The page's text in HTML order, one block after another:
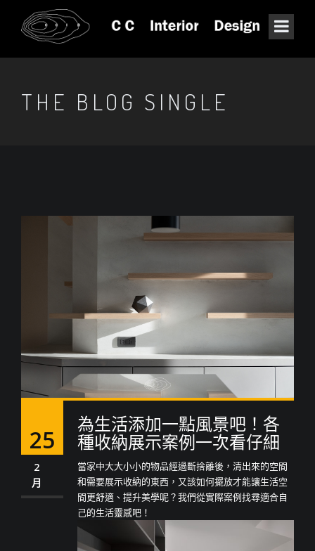
THE BLOG SINGLE
25
2
月
為生活添加一點風景吧！各
種收納展示案例一次看仔細
當家中大大小小的物品經過斷捨離後，清出來的空間
和需要展示收納的東西，又該如何擺放才能讓生活空
間更舒適、提升美學呢？我們從實際案例找尋適合自
己的生活靈感吧！